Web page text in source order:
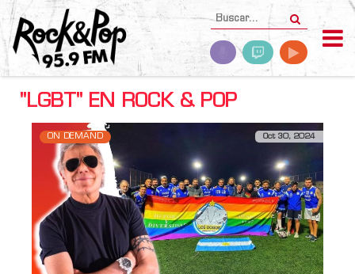
"LGBT" EN ROCK & POP
ON DEMAND Oct 30, 2024